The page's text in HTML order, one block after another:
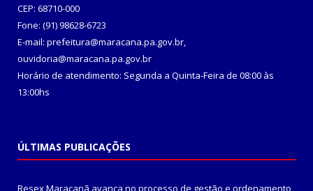
CEP: 68710-000
Fone: (91) 98628-6723
E-mail: prefeitura@maracana.pa.gov.br,
ouvidoria@maracana.pa.gov.br
Horário de atendimento: Segunda a Quinta-Feira de 08:00 às
13:00hs
ÚLTIMAS PUBLICAÇÕES
Resex Maracanã avança no processo de gestão e ordenamento